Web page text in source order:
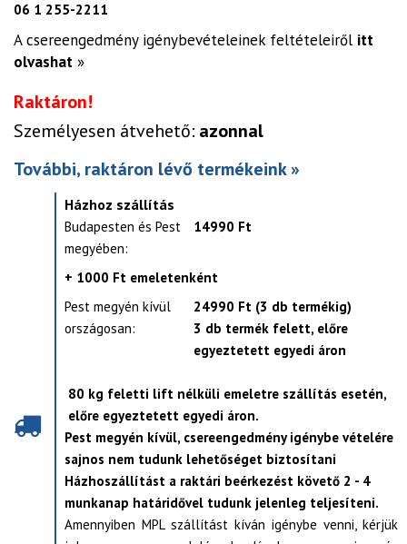
06 1 255-2211
A csereengedmény igénybevételeinek feltételeiről itt
olvashat »
Raktáron!
Személyesen átvehető: azonnal
További, raktáron lévő termékeink »
Házhoz szállítás
Budapesten és Pest
megyében:
14990 Ft
+ 1000 Ft emeletenként
Pest megyén kívül
országosan:
24990 Ft (3 db termékig)
3 db termék felett, előre
egyeztetett egyedi áron
80 kg feletti lift nélküli emeletre szállítás esetén,
előre egyeztetett egyedi áron.
Pest megyén kívül, csereengedmény igénybe vételére
sajnos nem tudunk lehetőséget biztosítani
Házhoszállítást a raktári beérkezést követő 2 - 4
munkanap határidővel tudunk jelenleg teljesíteni.
Amennyiben MPL szállítást kíván igénybe venni, kérjük